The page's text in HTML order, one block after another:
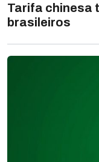
Tarifa chinesa
brasileiros